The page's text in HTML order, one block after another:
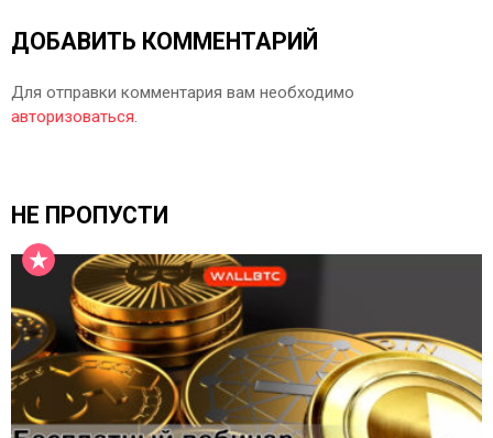
ДОБАВИТЬ КОММЕНТАРИЙ
Для отправки комментария вам необходимо
авторизоваться.
НЕ ПРОПУСТИ